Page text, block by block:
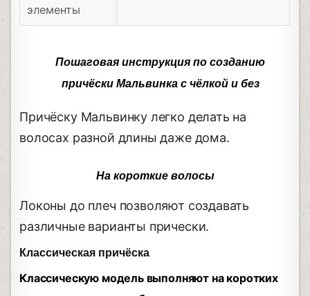
элементы
Пошаговая инструкция по созданию
причёски Мальвинка с чёлкой и без
Причёску Мальвинку легко делать на
волосах разной длины даже дома.
На короткие волосы
Локоны до плеч позволяют создавать
различные варианты прически.
Классическая причёска
Классическую модель выполняют на коротких